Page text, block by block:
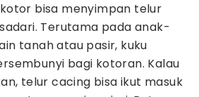
bisa menyimpan telur
Terutama pada anak-
tanah atau pasir, kuku
bagi kotoran. Kalau
telur cacing bisa ikut masuk